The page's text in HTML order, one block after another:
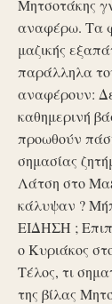
Μητσοτάκης
αναφέρω. Τα
μαζικής
παράλληλα
αναφέρουν:
καθημερινή
προωθούν
σημασίας
Λάτση στο
κάλυψαν ?
ΕΙΔΗΣΗ ;
ο Κυριάκος
Τέλος, τι
της βίλας